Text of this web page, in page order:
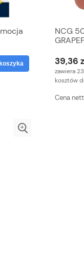
NCG
39,36
zawiera
kosztów
Cena